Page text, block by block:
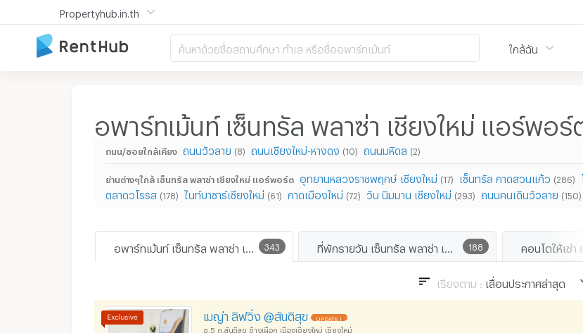
Propertyhub.in.th
ค้นหาด้วยชื่อสถานศึกษา ทำเล หรือชื่ออพาร์ทเม้นท์ ใกล้ฉัน
อพาร์ทเม้นท์ เซ็นทรัล พลาซ่า เชียงใหม่ แอร์พอร์
ถนน/ซอยใกล้เคียง ถนนวัวลาย (8) ถนนเชียงใหม่-หางดง (10) ถนนมหิดล (2)
ย่านต่างๆใกล้ เซ็นทรัล พลาซ่า เชียงใหม่ แอร์พอร์ต อุทยานหลวงราชพฤกษ์ เชียงใหม่ (17) เซ็นทรัล กาดสวนแก้ว (286)
ตลาดวโรรส (178) ไนท์บาซาร์เชียงใหม่ (61) กาดเมืองใหม่ (72) วัน นิมมาน เชียงใหม่ (293) ถนนคนเดินวัวลาย (150)
343 188
เรียงตาม : เลื่อนประกาศล่าสุด
เมญ่า ลิฟวิ่ง @สันติสุข UPDATE !
ซ.5 ถ.สันติสุข ช้างเผือก เมืองเชียงใหม่ เชียงใหม่